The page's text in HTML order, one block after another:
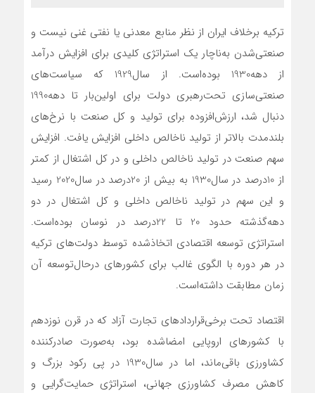
ترکیه برخلاف ایران از نظر منابع معدنی یا نفتی غنی نیست و
صنعتی‌شدن به‌ناچار یک استراتژی کلیدی برای افزایش درآمد
از دهه‌1930 بوده‌است. از سال‌1929 که سیاست‌های
صنعتی‌‌‌‌‌‌سازی تحت‌رهبری دولت برای اولین‌بار تا دهه‌1990
دنبال شد، ارزش‌افزوده برای تولید و کل صنعت با نرخ‌های
بلندمدت بالاتر از تولید ناخالص داخلی افزایش یافت. افزایش
سهم صنعت در تولید ناخالص داخلی و در کل اشتغال از کمتر
از 10‌درصد در سال‌1930 به بیش از 20‌درصد در سال‌2020 رسید
‌و این سهم در تولید ناخالص داخلی و کل اشتغال در دو
دهه‌گذشته حدود 20 تا 22‌درصد در نوسان بوده‌است.
استراتژی توسعه اقتصادی اتخاذ‌شده توسط دولت‌های ترکیه
در هر دوره با الگوی غالب برای کشورهای درحال‌توسعه آن
زمان مطابقت داشته‌است.
اقتصاد تحت برخی‌قراردادهای تجارت آزاد که در قرن نوزدهم
با کشورهای اروپایی امضاشده بود، به‌صورت صادرکننده
کشاورزی باقی‌ماند، اما در سال‌1930 در پی رکود بزرگ و
کاهش مصرف کشاورزی جهانی، استراتژی حمایت‌گرایی و